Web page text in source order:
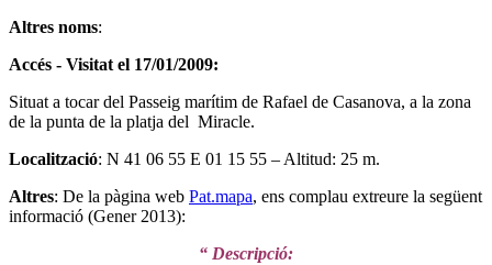
Altres noms:
Accés - Visitat el 17/01/2009:
Situat a tocar del Passeig marítim de Rafael de Casanova, a la zona
de la punta de la platja del Miracle.
Localització: N 41 06 55 E 01 15 55 – Altitud: 25 m.
Altres: De la pàgina web Pat.mapa, ens complau extreure la següent
informació (Gener 2013):
“ Descripció: